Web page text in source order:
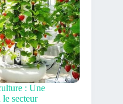
: Une
secteur